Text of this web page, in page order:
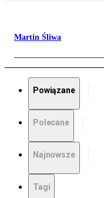
Martin Śliwa
Powiązane
Polecane
Najnowsze
Tagi